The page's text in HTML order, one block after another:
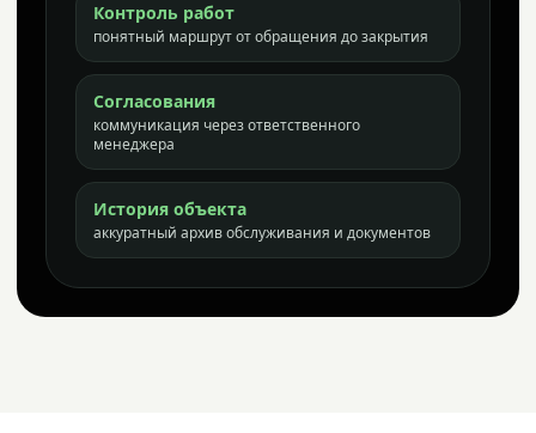
Контроль работ
понятный маршрут от обращения до закрытия
Согласования
коммуникация через ответственного
менеджера
История объекта
аккуратный архив обслуживания и документов